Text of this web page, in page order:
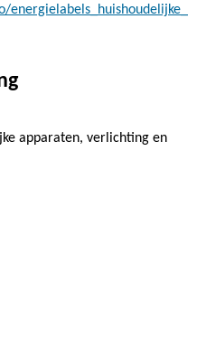
apparaten, verlichting en